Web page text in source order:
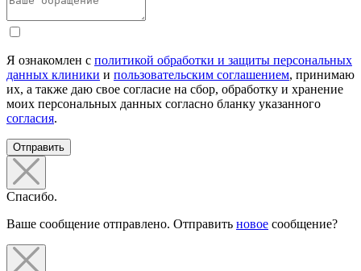
Я ознакомлен с политикой обработки и защиты персональных
данных клиники и пользовательским соглашением, принимаю
их, а также даю свое согласие на сбор, обработку и хранение
моих персональных данных согласно бланку указанного
согласия.
Отправить
Спасибо.
Ваше сообщение отправлено. Отправить новое сообщение?